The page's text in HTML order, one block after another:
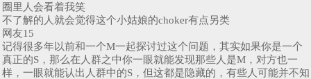
圈里人会看着我笑
不了解的人就会觉得这个小姑娘的choker有点另类
网友15
记得很多年以前和一个M一起探讨过这个问题，其实如果你是一个
真正的S，那么在人群之中你一眼就能发现那些人是M，对方也一
样，一眼就能认出人群中的S，但这都是隐藏的，有些人可能并不知